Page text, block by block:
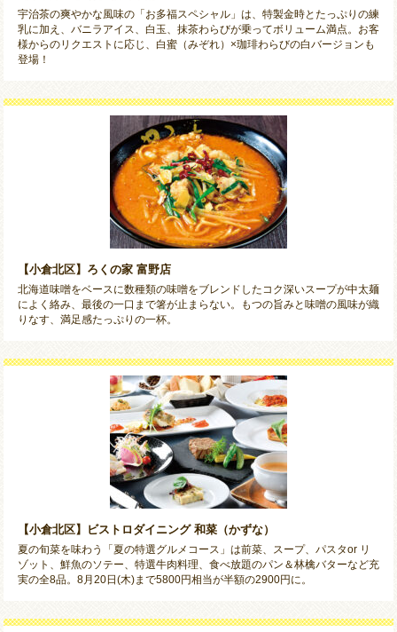
宇治茶の爽やかな風味の「お多福スペシャル」は、特製金時とたっぷりの練
乳に加え、バニラアイス、白玉、抹茶わらびが乗ってボリューム満点。お客
様からのリクエストに応じ、白蜜（みぞれ）×珈琲わらびの白バージョンも
登場！
【小倉北区】ろくの家 富野店
北海道味噌をベースに数種類の味噌をブレンドしたコク深いスープが中太麺
によく絡み、最後の一口まで箸が止まらない。もつの旨みと味噌の風味が織
りなす、満足感たっぷりの一杯。
【小倉北区】ビストロダイニング 和菜（かずな）
夏の旬菜を味わう「夏の特選グルメコース」は前菜、スープ、パスタor リ
ゾット、鮮魚のソテー、特選牛肉料理、食べ放題のパン＆林檎バターなど充
実の全8品。8月20日(木)まで5800円相当が半額の2900円に。